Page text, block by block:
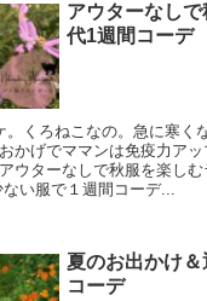
アウターなし
代1週間コーデ
。くろねこなの。急に寒く
かげでママンは免疫力ア
ウターなしで秋服を楽し
い服で１週間コーデ...
夏のお出かけ
コーデ